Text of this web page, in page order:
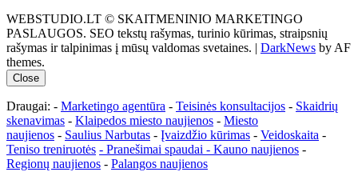
WEBSTUDIO.LT © SKAITMENINIO MARKETINGO
PASLAUGOS. SEO tekstų rašymas, turinio kūrimas, straipsnių
rašymas ir talpinimas į mūsų valdomas svetaines.
DarkNews by AF
themes.
Close
Draugai: - Marketingo agentūra - Teisinės konsultacijos - Skaidrių
skenavimas - Klaipedos miesto naujienos - Miesto
naujienos - Saulius Narbutas - Įvaizdžio kūrimas - Veidoskaita -
Teniso treniruotės - Pranešimai spaudai - Kauno naujienos -
Regionų naujienos - Palangos naujienos